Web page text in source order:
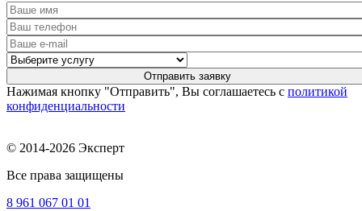
Нажимая кнопку "Отправить", Вы соглашаетесь с политикой
конфиденциальности
© 2014-2026 Эксперт
Все права защищены
8 961 067 01 01